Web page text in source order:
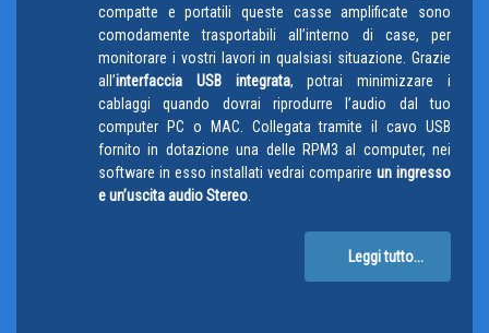
compatte e portatili queste casse amplificate sono
comodamente trasportabili all’interno di case, per
monitorare i vostri lavori in qualsiasi situazione. Grazie
all’interfaccia USB integrata, potrai minimizzare i
cablaggi quando dovrai riprodurre l’audio dal tuo
computer PC o MAC. Collegata tramite il cavo USB
fornito in dotazione una delle RPM3 al computer, nei
software in esso installati vedrai comparire un ingresso
e un’uscita audio Stereo
Leggi tutto...